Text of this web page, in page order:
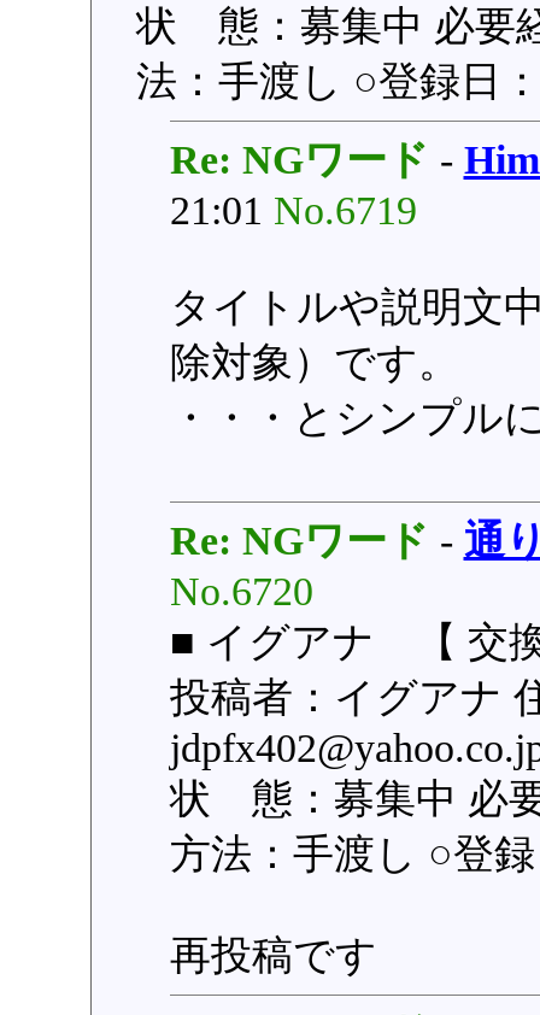
状 態：募集中 必要
法：手渡し ○登録日
Re: NGワード -
21:01 No.6719
タイトルや説明文
除対象）です。
・・・とシンプル
Re: NGワード - 通
No.6720
■ イグアナ 【 交
投稿者：イグアナ
状 態：募集中 必
方法：手渡し ○登録
再投稿です